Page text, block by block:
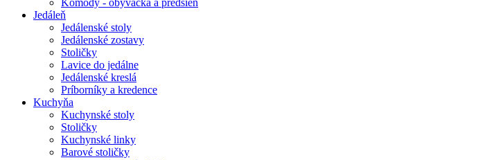
Jedáleň
Jedálenské stoly
Jedálenské zostavy
Stoličky
Lavice do jedálne
Jedálenské kreslá
Príborníky a kredence
Kuchyňa
Kuchynské stoly
Stoličky
Kuchynské linky
Barové stoličky